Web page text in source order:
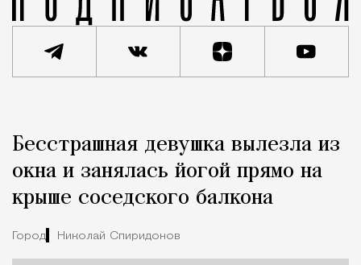
Город
Бесстрашная девушка вылезла из
окна и занялась йогой прямо на
крыше соседского балкона
Город Николай Спиридонов